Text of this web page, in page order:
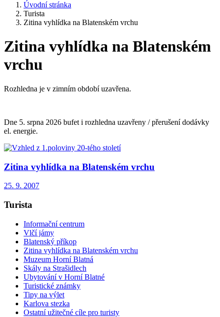
Úvodní stránka
Turista
Zitina vyhlídka na Blatenském vrchu
Zitina vyhlídka na Blatenském
vrchu
Rozhledna je v zimním období uzavřena.
Dne 5. srpna 2026 bufet i rozhledna uzavřeny / přerušení dodávky
el. energie.
Zitina vyhlídka na Blatenském vrchu
25. 9. 2007
Turista
Informační centrum
Vlčí jámy
Blatenský příkop
Zitina vyhlídka na Blatenském vrchu
Muzeum Horní Blatná
Skály na Strašidlech
Ubytování v Horní Blatné
Turistické známky
Tipy na výlet
Karlova stezka
Ostatní užitečné cíle pro turisty